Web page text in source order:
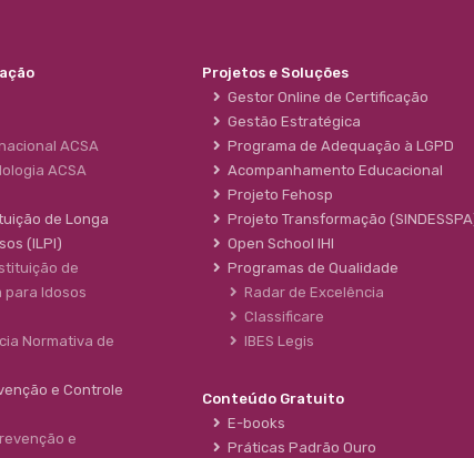
ACSA
ACSA
de Longa
(ILPI)
de
para Idosos
Normativa de
e Controle
e
Projetos e Soluções
Gestor Online de Certificação
Gestão Estratégica
Programa de Adequação à LGPD
Acompanhamento Educacional
Projeto Fehosp
Projeto Transformação
Open School IHI
Programas de Qualidade
Radar de Excelência
Classificare
IBES Legis
Conteúdo Gratuito
E-books
Práticas Padrão Ouro